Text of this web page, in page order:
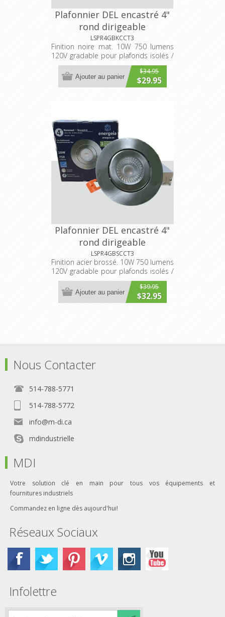
Plafonnier DEL encastré 4"
rond dirigeable
3000K/4000K/5000K
sélectionnable
LSPR4GBKCCT3
Finition noire mat. 10W 750 lumens
120V gradable pour plafonds isolés /
non-isolés
$34.95
$29.95
Ajouter au panier
Plafonnier DEL encastré 4"
rond dirigeable
3000K/4000K/5000K
sélectionnable
LSPR4GBSCCT3
Finition acier brossé. 10W 750 lumens
120V gradable pour plafonds isolés /
non-isolés
$39.95
$32.95
Ajouter au panier
Nous Contacter
514-788-5771
514-788-5772
info@m-di.ca
mdindustrielle
MDI
Votre solution clé en main pour tous vos équipements et
fournitures industriels
Commandez en ligne dès aujourd'hui!
Réseaux Sociaux
Infolettre